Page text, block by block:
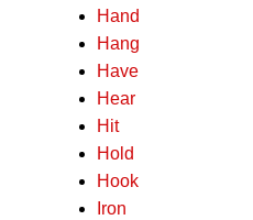
Hand
Hang
Have
Hear
Hit
Hold
Hook
Iron